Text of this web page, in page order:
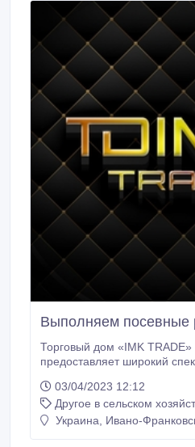
Выполняем посевные
Торговый дом «IMK TRADE»
предоставляет широкий
грунта - выполняем
опрыскивание - уборку
сопровождение урожая -
03/04/2023 12:12
Другое в сельском
Украина, Ивано-